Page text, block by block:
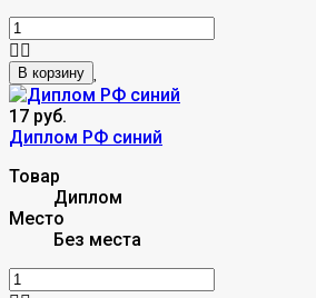
В корзину
17 руб.
Диплом РФ синий
Товар
Диплом
Место
Без места